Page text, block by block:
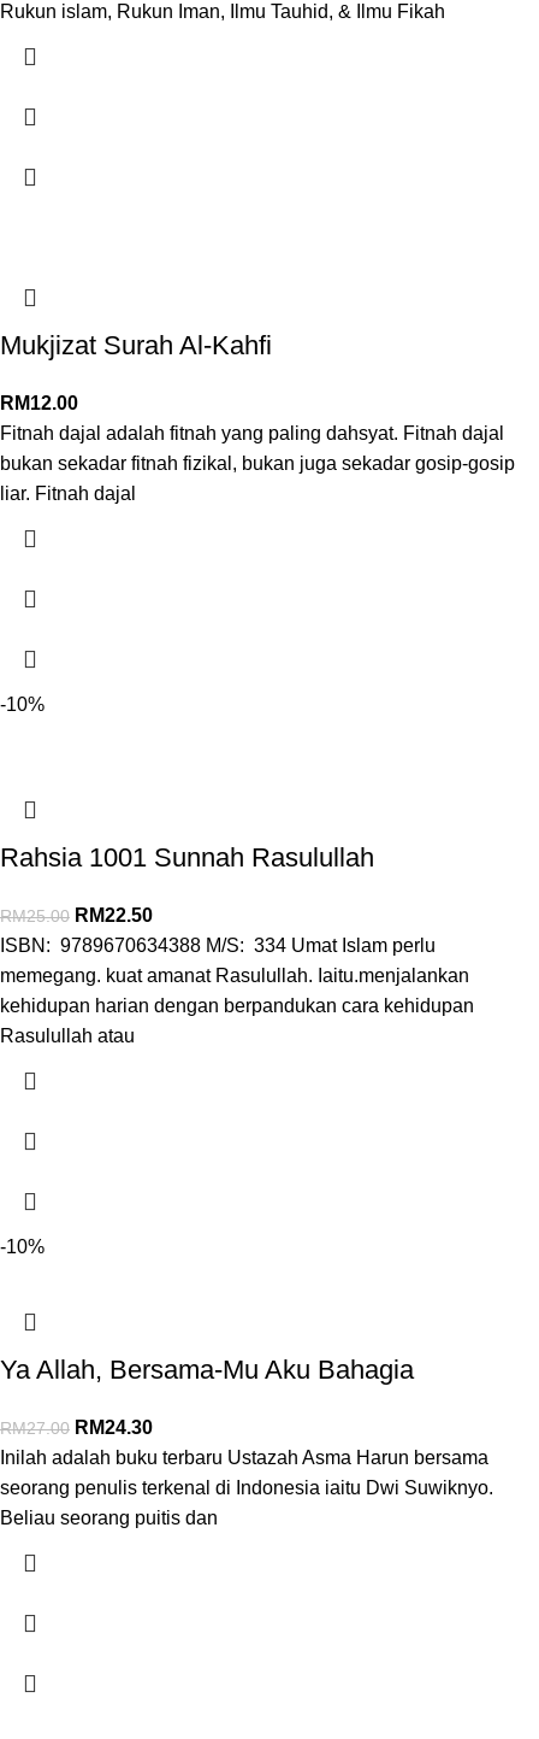
Rukun islam, Rukun Iman, Ilmu Tauhid, & Ilmu Fikah
Mukjizat Surah Al-Kahfi
RM12.00
Fitnah dajal adalah fitnah yang paling dahsyat. Fitnah dajal
bukan sekadar fitnah fizikal, bukan juga sekadar gosip-gosip
liar. Fitnah dajal
-10%
Rahsia 1001 Sunnah Rasulullah
RM25.00 RM22.50
ISBN: 9789670634388 M/S: 334 Umat Islam perlu
memegang. kuat amanat Rasulullah. Iaitu.menjalankan
kehidupan harian dengan berpandukan cara kehidupan
Rasulullah atau
-10%
Ya Allah, Bersama-Mu Aku Bahagia
RM27.00 RM24.30
Inilah adalah buku terbaru Ustazah Asma Harun bersama
seorang penulis terkenal di Indonesia iaitu Dwi Suwiknyo.
Beliau seorang puitis dan